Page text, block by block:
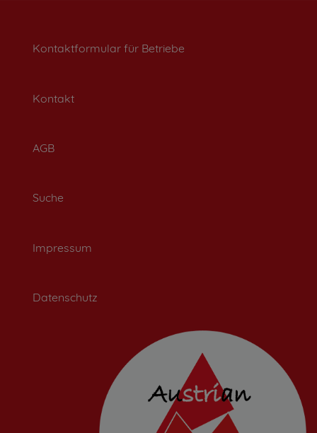
Kontaktformular für Betriebe
Kontakt
AGB
Suche
Impressum
Datenschutz